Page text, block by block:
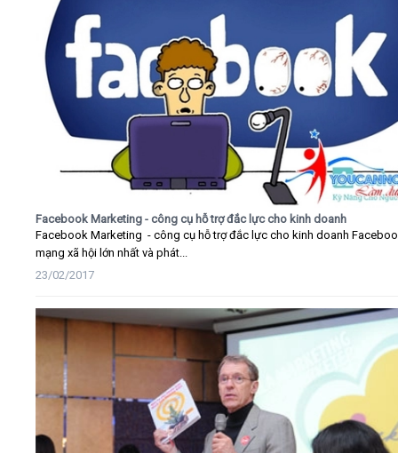
Facebook Marketing - công cụ hỗ trợ đắc lực cho kinh doanh
Facebook Marketing - công cụ hỗ trợ đắc lực cho kinh doanh
mạng xã hội lớn nhất và phát...
23/02/2017